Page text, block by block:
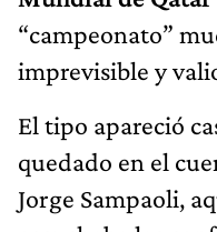
“campeonato”
imprevisible y
El tipo apareció
quedado en el
Jorge Sampaoli,